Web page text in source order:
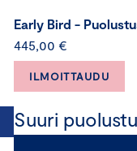
Early Bird -
445,00 €
ILMOITTAUDU
Suuri